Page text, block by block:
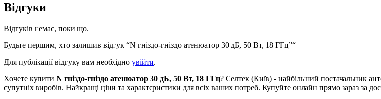
Відгуки
Відгуків немає, поки що.
Будьте першим, хто залишив відгук “N гніздо-гніздо атенюатор 30 дБ, 50 Вт, 18 ГГц”“
Для публікації відгуку вам необхідно увійти.
Хочете купити N гніздо-гніздо атенюатор 30 дБ, 50 Вт, 18 ГГц? Селтек (Київ) - найбільший постачальник
супутніх виробів. Найкращі ціни та характеристики для всіх ваших потреб. Купуйте онлайн прямо зараз за